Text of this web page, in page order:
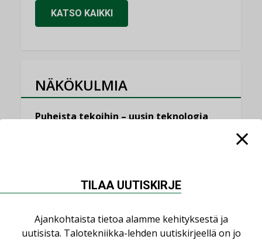
KATSO KAIKKI
NÄKÖKULMIA
Puheista tekoihin – uusin teknologia
ilmanvaihtoa
KOLUMNI
TILAA UUTISKIRJE
Ajankohtaista tietoa alamme kehityksestä ja
uutisista. Talotekniikka-lehden uutiskirjeellä on jo